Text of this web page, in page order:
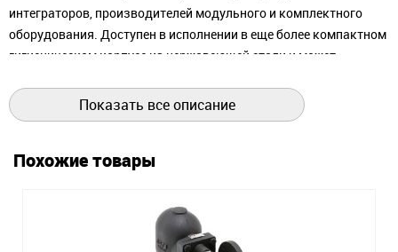
интеграторов, производителей модульного и комплектного
оборудования. Доступен в исполнении в еще более компактном
гигиеническом корпусе из нержавеющей стали и может
В Promass F 200 дополнительно применяется уникальная
инфраструктуру и системы управления.
обладает высокой гибкостью с точки зрения эксплуатации и
системной интеграции: удобный доступ к электронике
Показать все описание
Похожие товары